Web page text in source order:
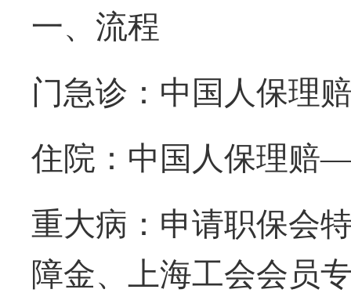
一、流程
门急诊： 中国人保理
住院： 中国人保理赔
重大病： 申请职保会
障金、上海工会会员